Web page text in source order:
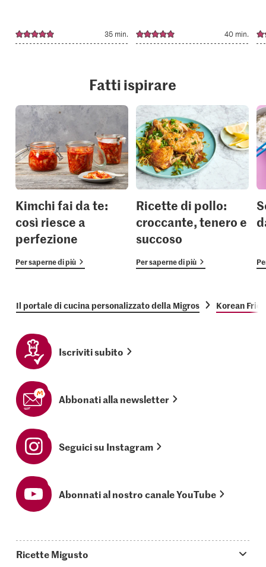
35 min. 40 min.
Fatti ispirare
Kimchi fai da te:
così riesce a
perfezione
Per saperne di più
Ricette di pollo:
croccante, tenero e
succoso
Per saperne di più
Il portale di cucina personalizzato della Migros Korean
Iscriviti subito
Abbonati alla newsletter
Seguici su Instagram
Abonnati al nostro canale YouTube
Ricette Migusto